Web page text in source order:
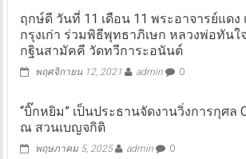
ฤกษ์ดี วันที่ 11 เดือน 11 พระอาจารย์แดง
กรุงเก่า ร่วมพิธีพุทธาภิเษก หลวงพ่อทัน
กฐินสามัคคี วัดทวีการะอนันต์
พฤศจิกายน 12, 2021 admin 0
“บิ๊กหยิม” เป็นประธานจัดงานวิ่งการกุศล
ณ สวนเบญจกิติ
พฤษภาคม 5, 2025 admin 0